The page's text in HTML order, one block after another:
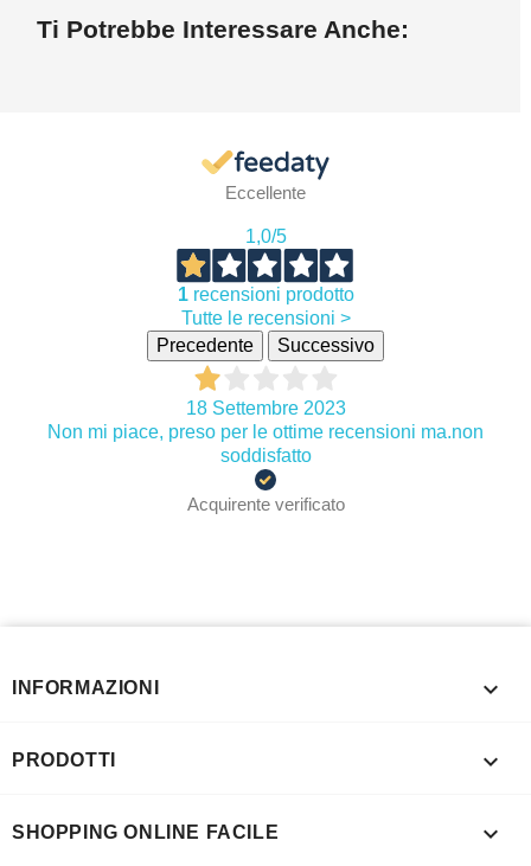
Ti Potrebbe Interessare Anche:
Eccellente
1,0/5
1recensioni prodotto
Tutte le recensioni >
Precedente
Successivo
18 Settembre 2023
Non mi piace, preso per le ottime recensioni ma.non
soddisfatto
Acquirente verificato
INFORMAZIONI 
PRODOTTI 
SHOPPING ONLINE FACILE 